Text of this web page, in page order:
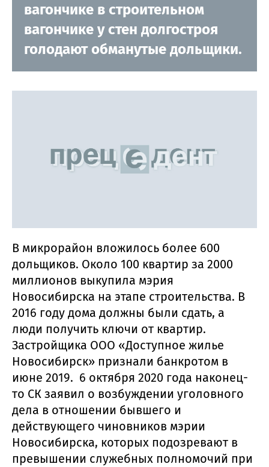
вагончике в строительном
вагончике у стен долгостроя
голодают обманутые дольщики.
В микрорайон вложилось более 600
дольщиков. Около 100 квартир за 2000
миллионов выкупила мэрия
Новосибирска на этапе строительства. В
2016 году дома должны были сдать, а
люди получить ключи от квартир.
Застройщика ООО «Доступное жилье
Новосибирск» признали банкротом в
июне 2019. 6 октября 2020 года наконец-
то СК заявил о возбуждении уголовного
дела в отношении бывшего и
действующего чиновников мэрии
Новосибирска, которых подозревают в
превышении служебных полномочий при